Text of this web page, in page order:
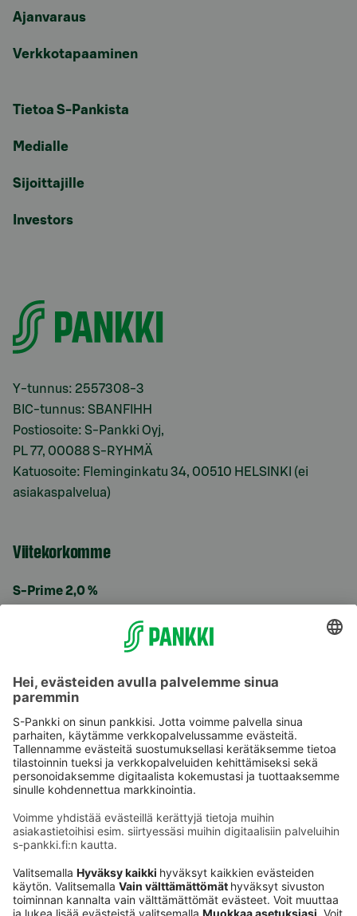
Ajanvaraus
Verkkotapaaminen
Tietoa S-Pankista
Medialle
Sijoittajille
Investors
Y-tunnus: 2557308-3
BIC-tunnus: SBANFIHH
Postiosoite: S-Pankki Oyj,
PL 77, 00088 S-RYHMÄ
Katuosoite: Fleminginkatu 34, 00510 HELSINKI (ei
asiakaspalvelua)
Viitekorkomme
S-Prime 2,0 %
Käyttöehdot
Saavutettavuusseloste
Evästeet
Verkkopalvelujen käytön edellytykset